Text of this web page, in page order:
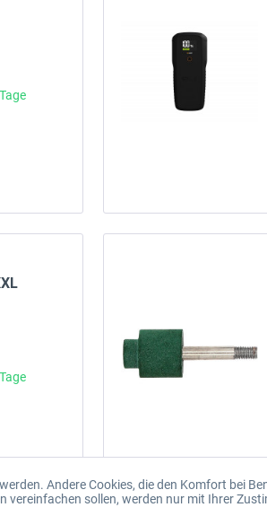
Andere Cookies, die den Komfort bei
vereinfachen sollen, werden nur mit Ihrer